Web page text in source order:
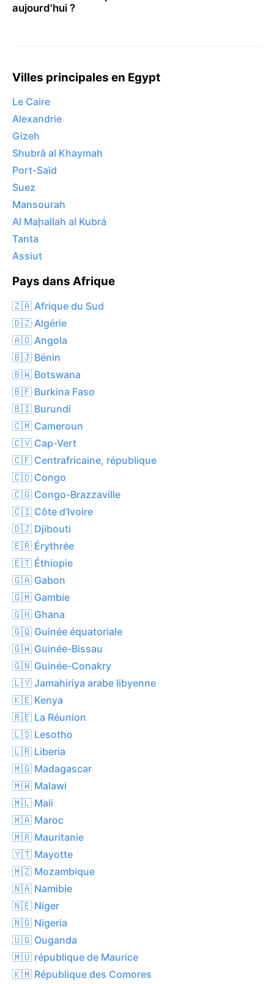
aujourd'hui ?
Villes principales en Egypt
Le Caire
Alexandrie
Gizeh
Shubrā al Khaymah
Port-Saïd
Suez
Mansourah
Al Maḩallah al Kubrá
Tanta
Assiut
Pays dans Afrique
🇿🇦 Afrique du Sud
🇩🇿 Algérie
🇦🇴 Angola
🇧🇯 Bénin
🇧🇼 Botswana
🇧🇫 Burkina Faso
🇧🇮 Burundi
🇨🇲 Cameroun
🇨🇻 Cap-Vert
🇨🇫 Centrafricaine, république
🇨🇩 Congo
🇨🇬 Congo-Brazzaville
🇨🇮 Côte d’Ivoire
🇩🇯 Djibouti
🇪🇷 Érythrée
🇪🇹 Éthiopie
🇬🇦 Gabon
🇬🇲 Gambie
🇬🇭 Ghana
🇬🇶 Guinée équatoriale
🇬🇼 Guinée-Bissau
🇬🇳 Guinée-Conakry
🇱🇾 Jamahiriya arabe libyenne
🇰🇪 Kenya
🇷🇪 La Réunion
🇱🇸 Lesotho
🇱🇷 Liberia
🇲🇬 Madagascar
🇲🇼 Malawi
🇲🇱 Mali
🇲🇦 Maroc
🇲🇷 Mauritanie
🇾🇹 Mayotte
🇲🇿 Mozambique
🇳🇦 Namibie
🇳🇪 Niger
🇳🇬 Nigeria
🇺🇬 Ouganda
🇲🇺 république de Maurice
🇰🇲 République des Comores